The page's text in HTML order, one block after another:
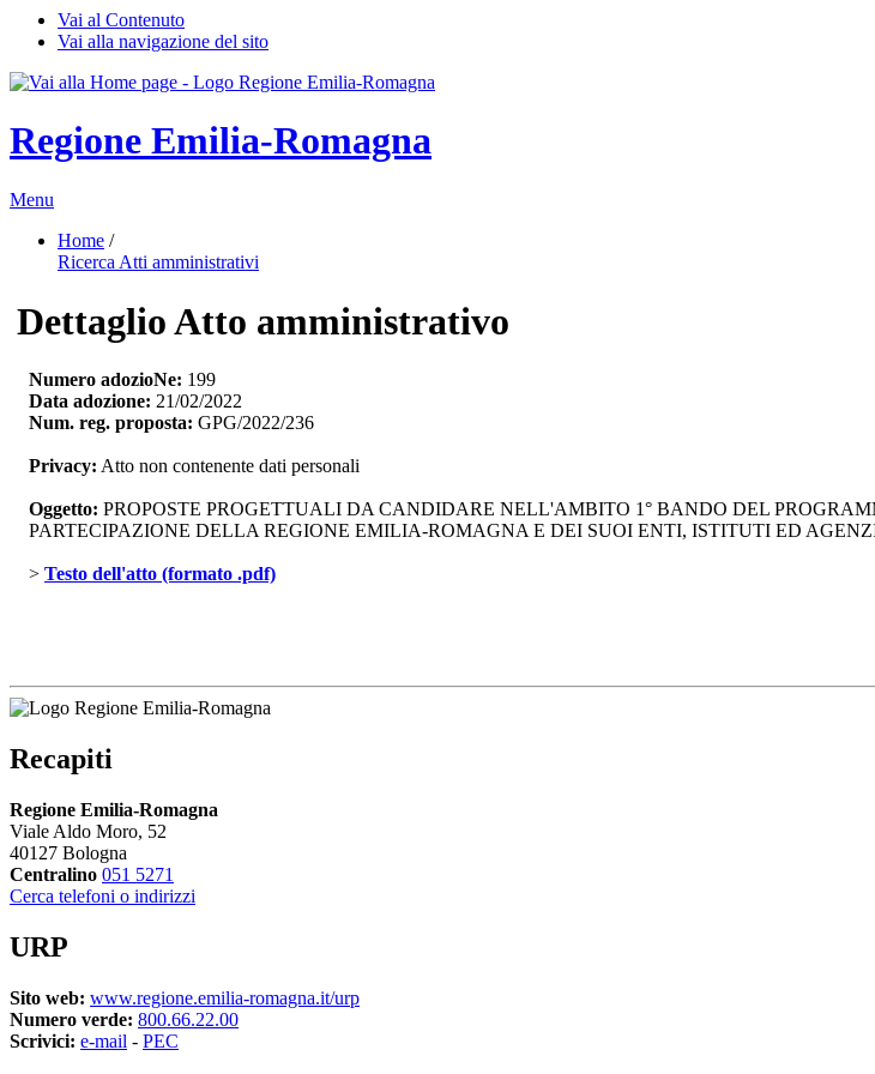
Vai al Contenuto
Vai alla navigazione del sito
Regione Emilia-Romagna
Menu
Home /
Ricerca Atti amministrativi
Dettaglio Atto amministrativo
Numero adozioNe: 199
Data adozione: 21/02/2022
Num. reg. proposta: GPG/2022/236
Privacy: Atto non contenente dati personali
Oggetto: PROPOSTE PROGETTUALI DA CANDIDARE NELL'AMBITO 1° BANDO DEL
PARTECIPAZIONE DELLA REGIONE EMILIA-ROMAGNA E DEI SUOI ENTI, ISTITUTI ED
> Testo dell'atto (formato .pdf)
Recapiti
Regione Emilia-Romagna
Viale Aldo Moro, 52
40127 Bologna
Centralino 051 5271
Cerca telefoni o indirizzi
URP
Sito web: www.regione.emilia-romagna.it/urp
Numero verde: 800.66.22.00
Scrivici: e-mail - PEC